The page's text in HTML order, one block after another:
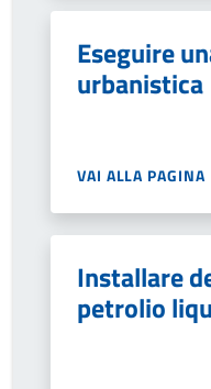
Eseguire
urbanistica
VAI ALLA PAGINA
Installare
petrolio